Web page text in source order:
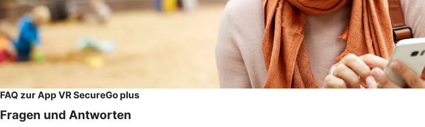
FAQ zur App VR SecureGo plus
Fragen und Antworten